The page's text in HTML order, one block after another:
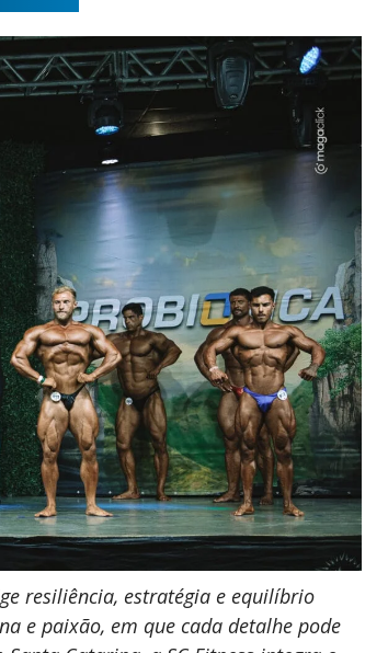
resiliência, estratégia e equilíbrio
e paixão, em que cada detalhe pode